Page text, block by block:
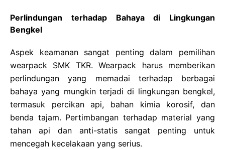
Perlindungan terhadap Bahaya di Lingkungan
Bengkel
Aspek keamanan sangat penting dalam pemilihan
wearpack SMK TKR. Wearpack harus memberikan
perlindungan yang memadai terhadap berbagai
bahaya yang mungkin terjadi di lingkungan bengkel,
termasuk percikan api, bahan kimia korosif, dan
benda tajam. Pertimbangan terhadap material yang
tahan api dan anti-statis sangat penting untuk
mencegah kecelakaan yang serius.